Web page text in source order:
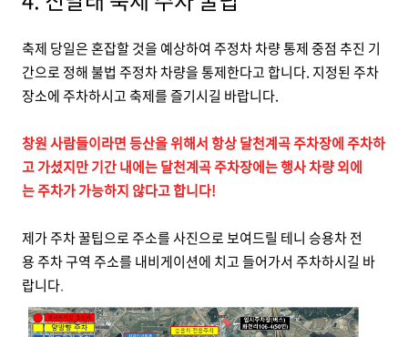
축제 당일은 혼잡할 것을 예상하여 주정차 차량 통제 중점 추진 기
간으로 정해 불법 주정차 차량을 통제한다고 합니다. 지정된 주차
장소에 주차하시고 축제를 즐기시길 바랍니다.
창원 사람들이라면 등산을 위해서 항상 달천계곡 주차장에 주차하
고 가셨지만 기간 내에는 달천계곡 주차장에는 행사 차량 외에
는 주차가 가능하지 않다고 합니다!
제가 주차 꿀팁으로 주소를 사진으로 보여드릴 테니 승용차 전
용 주차 구역 주소를 내비게이션에 치고 들어가서 주차하시길 바
랍니다.